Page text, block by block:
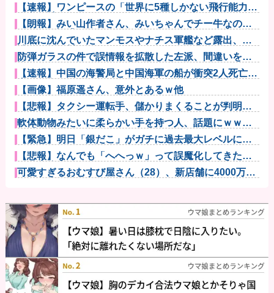
【速報】ワンピースの「世界に5種しかない飛行能力」
発言の謎が...
【朗報】みい山作者さん、みいちゃんでチー牛なので
はという疑惑...
川底に沈んでいたマンモスやナチス軍艦など露出、熱
波でドナウ川...
防弾ガラスの件で誤情報を拡散した左派、間違いを指
摘されても頑...
【速報】中国の海警局と中国海軍の船が衝突2人死亡
南シナ海で...
【画像】福原遥さん、意外とあるｗ他
【悲報】タクシー運転手、儲かりまくることが判明ｗ
ｗｗｗｗｗｗ...
軟体動物みたいに柔らかい手を持つ人、話題にｗｗｗ
ｗ「脳が理解...
【緊急】明日「銀だこ」がガチに過去最大レベルに混
みそうwww...
【悲報】なんでも「へへっｗ」って誤魔化してきたワ
イの末路がこ...
可愛すぎるおむすび屋さん（28）、新店舗に4000万円